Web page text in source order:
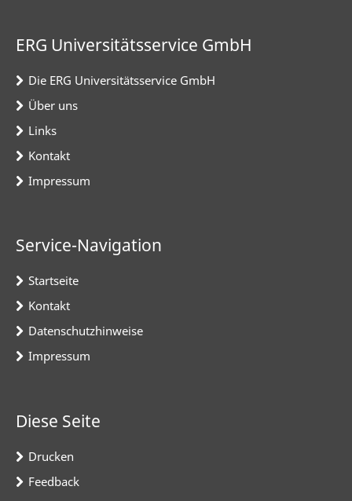
ERG Universitätsservice GmbH
Die ERG Universitätsservice GmbH
Über uns
Links
Kontakt
Impressum
Service-Navigation
Startseite
Kontakt
Datenschutzhinweise
Impressum
Diese Seite
Drucken
Feedback